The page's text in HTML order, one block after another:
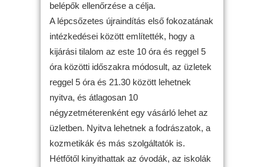
belépők ellenőrzése a célja.
A lépcsőzetes újraindítás első fokozatának
intézkedései között említették, hogy a
kijárási tilalom az este 10 óra és reggel 5
óra közötti időszakra módosult, az üzletek
reggel 5 óra és 21.30 között lehetnek
nyitva, és átlagosan 10
négyzetméterenként egy vásárló lehet az
üzletben. Nyitva lehetnek a fodrászatok, a
kozmetikák és más szolgáltatók is.
Hétfőtől kinyithattak az óvodák, az iskolák